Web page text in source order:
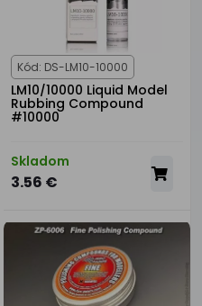
Kód: DS-LM10-10000
LM10/10000 Liquid Model
Rubbing Compound
#10000
Skladom
3.56 €